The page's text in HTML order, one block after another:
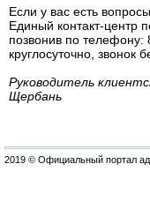
Если у вас есть
Единый контакт-центр
позвонив по телефону:
круглосуточно, звонок
Руководитель
Щербань
2019 © Официальный портал